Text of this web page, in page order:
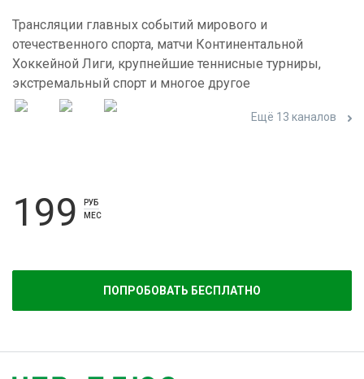
Трансляции главных событий мирового и
отечественного спорта, матчи Континентальной
Хоккейной Лиги, крупнейшие теннисные турниры,
экстремальный спорт и многое другое
Ещё 13 каналов
199
РУБ
МЕС
ПОПРОБОВАТЬ БЕСПЛАТНО